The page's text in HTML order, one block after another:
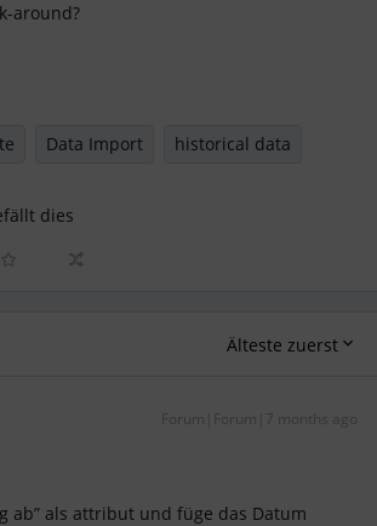
around?
Data Import historical data
dies
Älteste zuerst
Forum|Forum|7 months ago
ab” als attribut und füge das Datum